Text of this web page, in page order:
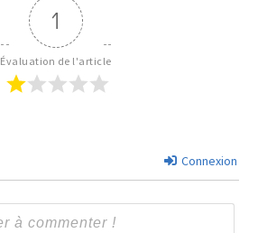
1
Évaluation de l'article
Connexion